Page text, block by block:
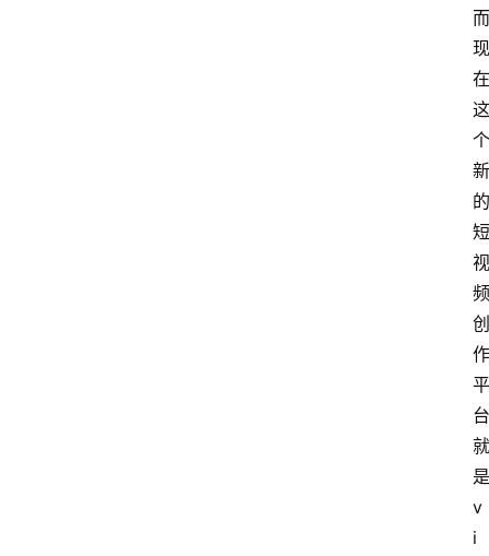
而
现
在
这
个
新
的
短
视
频
创
作
平
台
就
是
v
i